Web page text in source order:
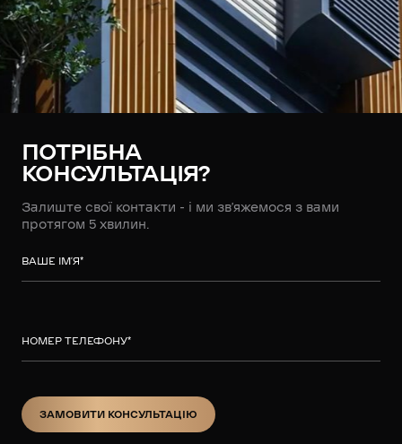
ПОТРІБНА
КОНСУЛЬТАЦІЯ?
Залиште свої контакти - і ми зв’яжемося з вами
протягом 5 хвилин.
ВАШЕ ІМ’Я*
НОМЕР ТЕЛЕФОНУ*
ЗАМОВИТИ КОНСУЛЬТАЦІЮ